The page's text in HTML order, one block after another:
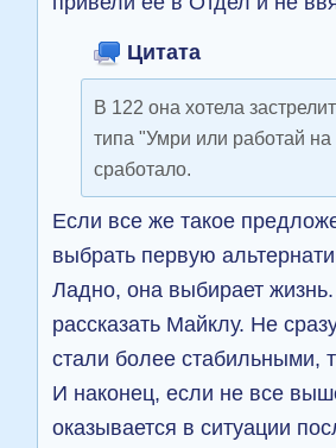
Цитата
В 122 она хотела
типа "Умри или работай
сработало.
Если все же такое
выбрать первую
Ладно, она выбирает
рассказать Майклу. Не
стали более стабильными,
И наконец, если не все
оказывается в ситуации